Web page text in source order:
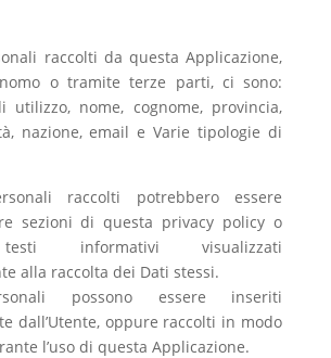
raccolti da questa Applicazione,
o tramite terze parti, ci sono:
utilizzo, nome, cognome, provincia,
nazione, email e Varie tipologie di
raccolti potrebbero essere
sezioni di questa privacy policy o
informativi visualizzati
alla raccolta dei Dati stessi.
possono essere inseriti
dall’Utente, oppure raccolti in modo
l’uso di questa Applicazione.